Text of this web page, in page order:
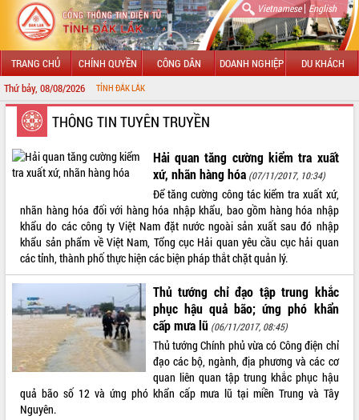
Vietnamese| English
TRANG CHỦ CHÍNH QUYỀN CÔNG DÂN DOANH NGHIỆP DU KHÁCH
Thứ bảy, 08/08/2026
GIỚI THIỆU
LÃNH ĐẠO UBND TỈNH
TIN TỨC SỰ KIỆN
SỞ, BAN, NGÀNH
UBND CÁC XÃ, PHƯỜNG
THÔNG TIN CHỈ ĐẠO ĐIỀU HÀNH
HỆ THỐNG VĂN BẢN
VĂN BẢN HĐND TỈNH
QUY HOẠCH - KẾ HOẠCH
THÔNG TIN TUYÊN TRUYỀN
Hải quan tăng cường kiểm tra xuất
xứ, nhãn hàng hóa (07/11/2017, 10:34)
Để tăng cường công tác kiểm tra xuất xứ,
nhãn hàng hóa đối với hàng hóa nhập khẩu, bao gồm hàng hóa nhập
khẩu do các công ty Việt Nam đặt nước ngoài sản xuất sau đó nhập
khẩu sản phẩm về Việt Nam, Tổng cục Hải quan yêu cầu cục hải quan
các tỉnh, thành phố thực hiện các biện pháp thắt chặt quản lý.
Thủ tướng chỉ đạo tập trung khắc
phục hậu quả bão; ứng phó khẩn
cấp mưa lũ (06/11/2017, 08:45)
Thủ tướng Chính phủ vừa có Công điện chỉ
đạo các bộ, ngành, địa phương và các cơ
quan liên quan tập trung khắc phục hậu
quả bão số 12 và ứng phó khẩn cấp mưa lũ tại miền Trung và Tây
Nguyên.